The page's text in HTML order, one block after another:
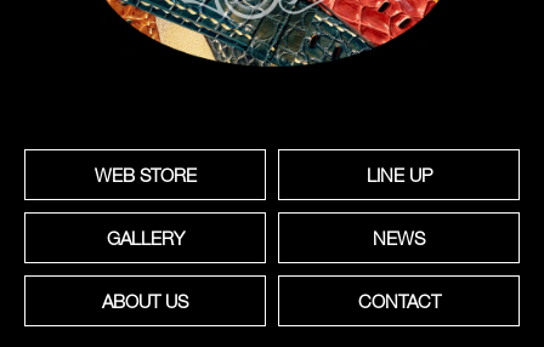
WEB STORE LINE UP
GALLERY NEWS
ABOUT US CONTACT